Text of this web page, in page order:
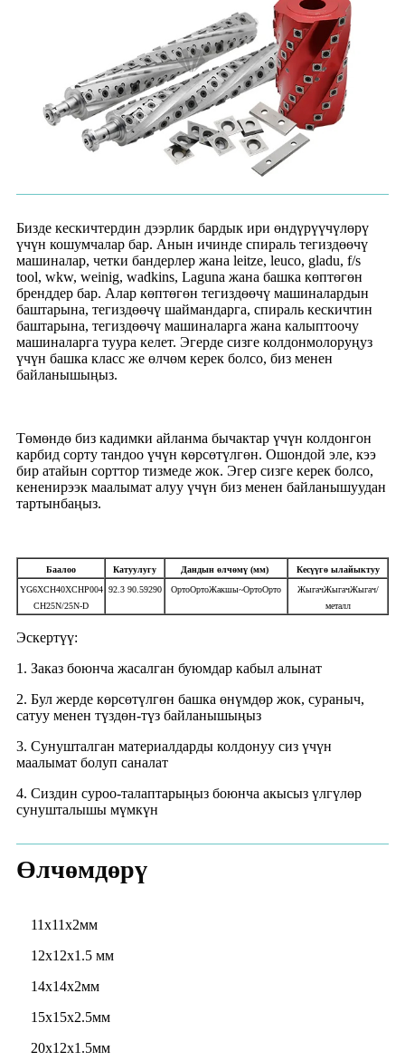
Бизде кескичтердин дээрлик бардык ири өндүрүүчүлөрү
үчүн кошумчалар бар. Анын ичинде спираль тегиздөөчү
машиналар, четки бандерлер жана leitze, leuco, gladu, f/s
tool, wkw, weinig, wadkins, Laguna жана башка көптөгөн
бренддер бар. Алар көптөгөн тегиздөөчү машиналардын
баштарына, тегиздөөчү шаймандарга, спираль кескичтин
баштарына, тегиздөөчү машиналарга жана калыптоочу
машиналарга туура келет. Эгерде сизге колдонмолоруңуз
үчүн башка класс же өлчөм керек болсо, биз менен
байланышыңыз.
Төмөндө биз кадимки айланма бычактар ​​үчүн колдонгон
карбид сорту тандоо үчүн көрсөтүлгөн. Ошондой эле, кээ
бир атайын сорттор тизмеде жок. Эгер сизге керек болсо,
кененирээк маалымат алуу үчүн биз менен байланышуудан
тартынбаңыз.
Баалоо Катуулугу Дандын өлчөмү (мм)
Кесүүгө ылайыктуу
YG6XCH40XCHP004
CH25N/25N-D
92.3 90.59290 ОртоОртоЖакшы~ОртоОрто
ЖыгачЖыгачЖыгач/
металл
Эскертүү:
1. Заказ боюнча жасалган буюмдар кабыл алынат
2. Бул жерде көрсөтүлгөн башка өнүмдөр жок, сураныч,
сатуу менен түздөн-түз байланышыңыз
3. Сунушталган материалдарды колдонуу сиз үчүн
маалымат болуп саналат
4. Сиздин суроо-талаптарыңыз боюнча акысыз үлгүлөр
сунушталышы мүмкүн
Өлчөмдөрү
11x11x2мм
12x12x1.5 мм
14x14x2мм
15x15x2.5мм
20x12x1.5мм